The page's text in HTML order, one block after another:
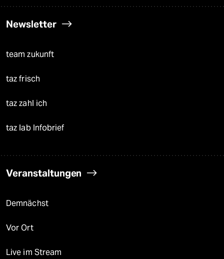
Newsletter
team zukunft
taz frisch
taz zahl ich
taz lab Infobrief
Veranstaltungen
Demnächst
Vor Ort
Live im Stream